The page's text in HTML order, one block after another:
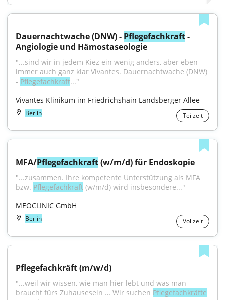
Dauernachtwache (DNW) - Pflegefachkraft -
Angiologie und Hämostaseologie
"...sind wir in jedem Kiez ein wenig anders, aber eben
immer auch ganz klar Vivantes. Dauernachtwache (DNW)
- Pflegefachkraft..."
Vivantes Klinikum im Friedrichshain Landsberger Allee
Berlin Teilzeit
MFA/Pflegefachkraft (w/m/d) für Endoskopie
"...zusammen. Ihre kompetente Unterstützung als MFA
bzw. Pflegefachkraft (w/m/d) wird insbesondere..."
MEOCLINIC GmbH
Berlin Vollzeit
Pflegefachkräft (m/w/d)
"...weil wir wissen, wie man hier lebt und was man
braucht fürs Zuhausesein … Wir suchen Pflegefachkräfte